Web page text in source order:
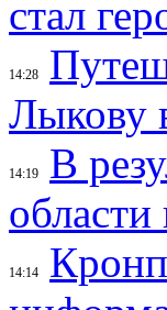
стал
14:28
Лыкову
14:19
В
области
14:14